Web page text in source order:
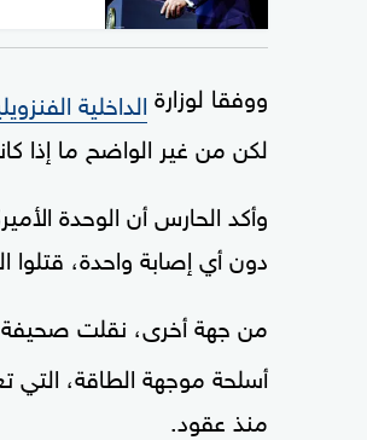
ووفقا لوزارة الداخلية
لكن من غير الواضح ما إذا
وأكد الحارس أن الوحدة
دون أي إصابة واحدة، قتلوا
من جهة أخرى، نقلت
أسلحة موجهة الطاقة، التي
منذ عقود.